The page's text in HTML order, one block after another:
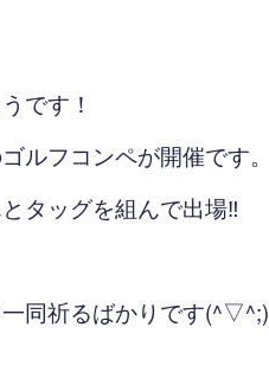
です！
ルフコンペが開催です。
タッグを組んで出場‼
同祈るばかりです(^▽^;)